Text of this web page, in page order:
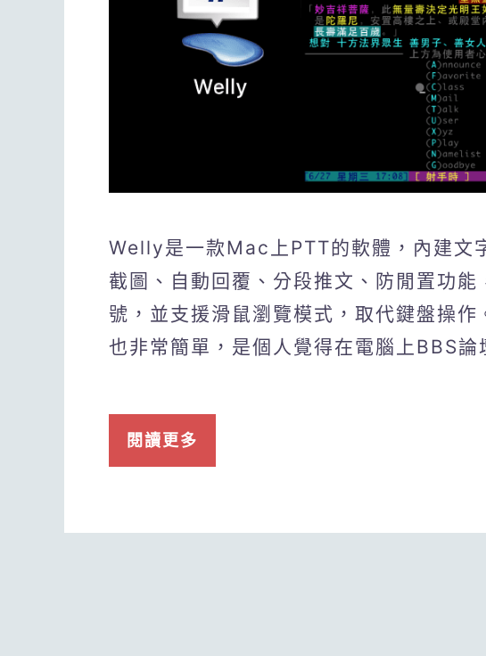
Welly是一款Mac上PTT的軟體，內建文
截圖、自動回覆、分段推文、防閒置功
號，並支援滑鼠瀏覽模式，取代鍵盤操
也非常簡單，是個人覺得在電腦上BBS論
閱讀更多